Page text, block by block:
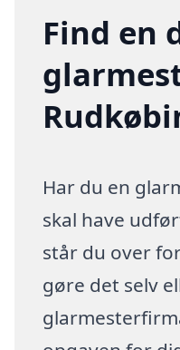
Find en
Har du en
skal have
står du over
gøre det selv